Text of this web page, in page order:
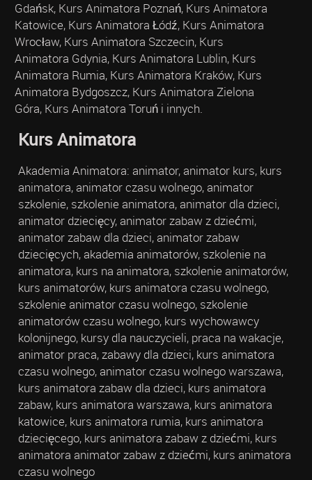
Gdańsk, Kurs Animatora Poznań, Kurs Animatora
Katowice, Kurs Animatora Łódź, Kurs Animatora
Wrocław, Kurs Animatora Szczecin, Kurs
Animatora Gdynia, Kurs Animatora Lublin, Kurs
Animatora Rumia, Kurs Animatora Kraków, Kurs
Animatora Bydgoszcz, Kurs Animatora Zielona
Góra, Kurs Animatora Toruń i innych.
Kurs Animatora
Akademia Animatora: animator, animator kurs, kurs
animatora, animator czasu wolnego, animator
szkolenie, szkolenie animatora, animator dla dzieci,
animator dziecięcy, animator zabaw z dziećmi,
animator zabaw dla dzieci, animator zabaw
dziecięcych, akademia animatorów, szkolenie na
animatora, kurs na animatora, szkolenie animatorów,
kurs animatorów, kurs animatora czasu wolnego,
szkolenie animator czasu wolnego, szkolenie
animatorów czasu wolnego, kurs wychowawcy
kolonijnego, kursy dla nauczycieli, praca na wakacje,
animator praca, zabawy dla dzieci, kurs animatora
czasu wolnego, animator czasu wolnego warszawa,
kurs animatora zabaw dla dzieci, kurs animatora
zabaw, kurs animatora warszawa, kurs animatora
katowice, kurs animatora rumia, kurs animatora
dziecięcego, kurs animatora zabaw z dziećmi, kurs
animatora animator zabaw z dziećmi, kurs animatora
czasu wolnego